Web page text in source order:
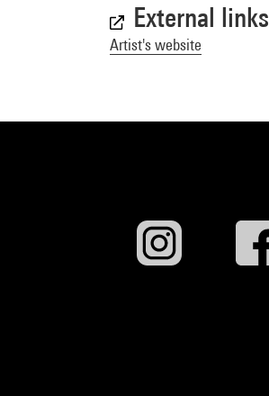
External links
Artist's website